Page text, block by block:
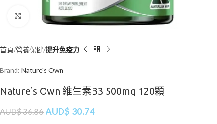
Click to enlarge
首頁 營養保健 提升免疫力
Brand: Nature's Own
Nature’s Own 維生素B3 500mg 120顆
AUD$36.86 AUD$ 30.74